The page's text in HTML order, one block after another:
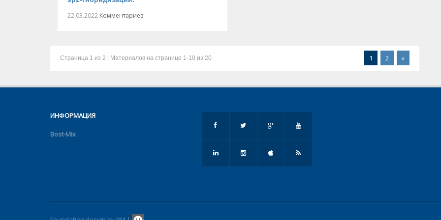
22.03.2022 Комментариев
Страница 1 из 2 | Материалов на странице 1-10 из 20 1 2 »
ИНФОРМАЦИЯ
Bost-Mix .